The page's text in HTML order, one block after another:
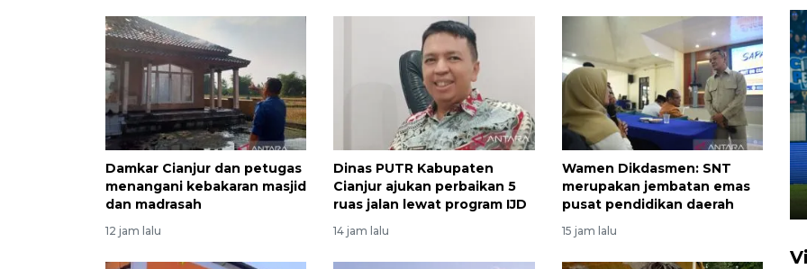
Damkar Cianjur dan petugas
menangani kebakaran masjid
dan madrasah
12 jam lalu
Dinas PUTR Kabupaten
Cianjur ajukan perbaikan 5
ruas jalan lewat program IJD
14 jam lalu
Wamen Dikdasmen: SNT
merupakan jembatan emas
pusat pendidikan daerah
15 jam lalu
Penutupan latihan bela negara
dan manajerial SPPI di
Balikpapan